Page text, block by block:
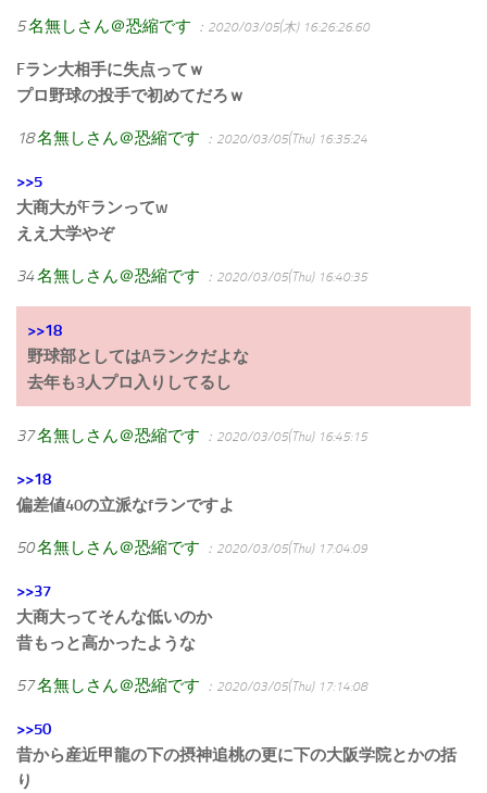
5名無しさん＠恐縮です ：2020/03/05(木) 16:26:26.60
Fラン大相手に失点ってｗ
プロ野球の投手で初めてだろｗ
18名無しさん＠恐縮です ：2020/03/05(Thu) 16:35:24
>>5
大商大がFランってw
ええ大学やぞ
34名無しさん＠恐縮です ：2020/03/05(Thu) 16:40:35
>>18
野球部としてはAランクだよな
去年も3人プロ入りしてるし
37名無しさん＠恐縮です ：2020/03/05(Thu) 16:45:15
>>18
偏差値40の立派なfランですよ
50名無しさん＠恐縮です ：2020/03/05(Thu) 17:04:09
>>37
大商大ってそんな低いのか
昔もっと高かったような
57名無しさん＠恐縮です ：2020/03/05(Thu) 17:14:08
>>50
昔から産近甲龍の下の摂神追桃の更に下の大阪学院とかの括
り